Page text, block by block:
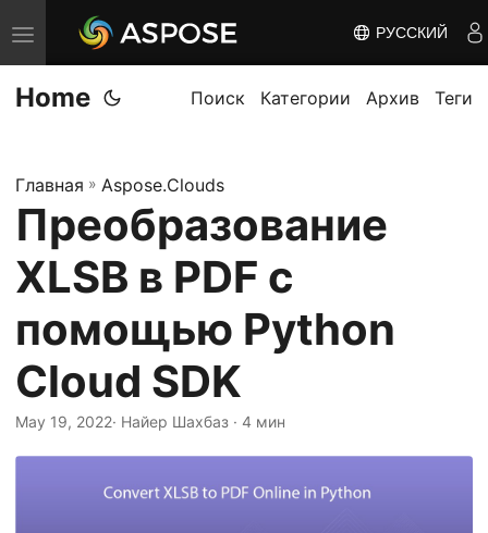
П
е
р
л
ю
и
ь
н
а
в
и
РУССКИЙ
Home Поиск Категории Архив Теги
Главная » Aspose.Clouds
Преобразование
XLSB в PDF с
помощью Python
Cloud SDK
May 19, 2022· Найер Шахбаз · 4 мин